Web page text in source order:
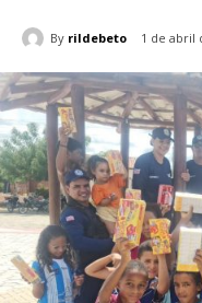
By rildebeto 1 de abril